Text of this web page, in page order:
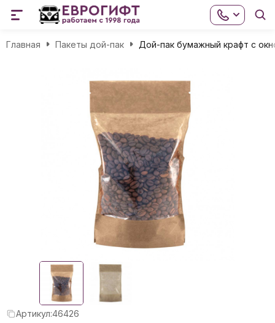
Главная Пакеты дой-пак Дой-пак бумажный крафт с
Артикул:46426